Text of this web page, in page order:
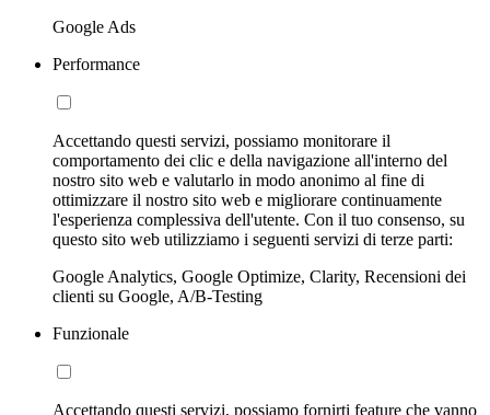
Google Ads
Performance
Accettando questi servizi, possiamo monitorare il
comportamento dei clic e della navigazione all'interno del
nostro sito web e valutarlo in modo anonimo al fine di
ottimizzare il nostro sito web e migliorare continuamente
l'esperienza complessiva dell'utente. Con il tuo consenso, su
questo sito web utilizziamo i seguenti servizi di terze parti:
Google Analytics, Google Optimize, Clarity, Recensioni dei
clienti su Google, A/B-Testing
Funzionale
Accettando questi servizi, possiamo fornirti feature che vanno